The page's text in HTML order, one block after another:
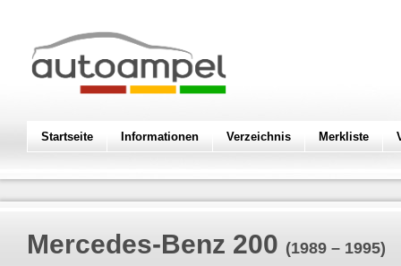
Startseite Informationen Verzeichnis Merkliste
Mercedes-Benz 200 (1989 – 1995)